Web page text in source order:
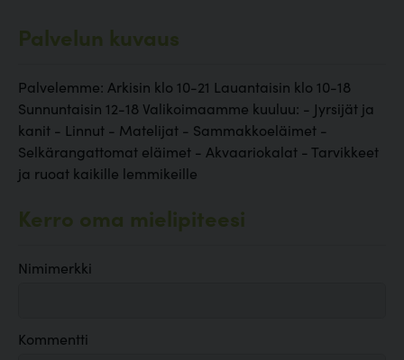
Palvelun kuvaus
Palvelemme: Arkisin klo 10-21 Lauantaisin klo 10-18
Sunnuntaisin 12-18 Valikoimaamme kuuluu: - Jyrsijät ja
kanit - Linnut - Matelijat - Sammakkoeläimet -
Selkärangattomat eläimet - Akvaariokalat - Tarvikkeet
ja ruoat kaikille lemmikeille
Kerro oma mielipiteesi
Nimimerkki
Kommentti